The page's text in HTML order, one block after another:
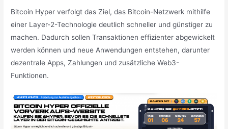
Bitcoin Hyper verfolgt das Ziel, das Bitcoin-Netzwerk mithilfe
einer Layer-2-Technologie deutlich schneller und günstiger zu
machen. Dadurch sollen Transaktionen effizienter abgewickelt
werden können und neue Anwendungen entstehen, darunter
dezentrale Apps, Zahlungen und zusätzliche Web3-
Funktionen.